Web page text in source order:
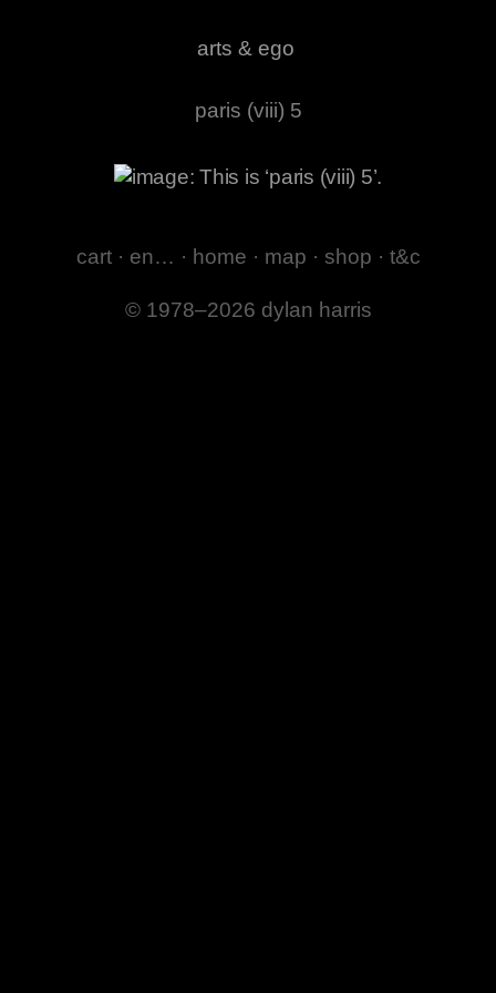
arts & ego
paris (viii) 5
cart · en… · home · map · shop · t&c
© 1978–2026 dylan harris